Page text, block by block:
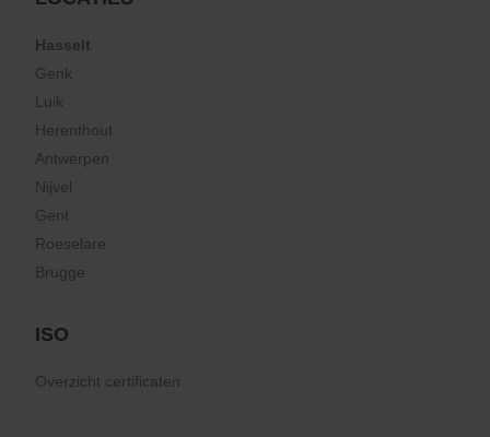
Hasselt
Genk
Luik
Herenthout
Antwerpen
Nijvel
Gent
Roeselare
Brugge
ISO
Overzicht certificaten